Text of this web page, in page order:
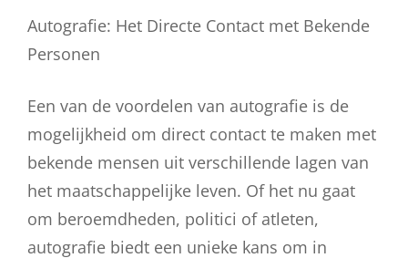
Autografie: Het Directe Contact met Bekende
Personen
Een van de voordelen van autografie is de
mogelijkheid om direct contact te maken met
bekende mensen uit verschillende lagen van
het maatschappelijke leven. Of het nu gaat
om beroemdheden, politici of atleten,
autografie biedt een unieke kans om in